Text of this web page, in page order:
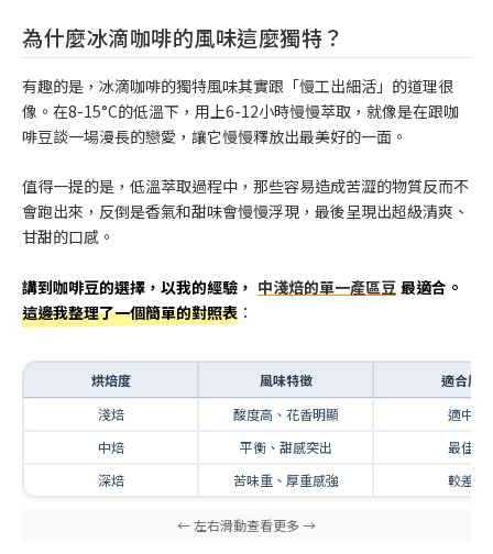
為什麼冰滴咖啡的風味這麼獨特？
有趣的是，冰滴咖啡的獨特風味其實跟「慢工出細活」的道理很
像。在8-15°C的低溫下，用上6-12小時慢慢萃取，就像是在跟咖
啡豆談一場漫長的戀愛，讓它慢慢釋放出最美好的一面。
值得一提的是，低溫萃取過程中，那些容易造成苦澀的物質反而不
會跑出來，反倒是香氣和甜味會慢慢浮現，最後呈現出超級清爽、
甘甜的口感。
講到咖啡豆的選擇，以我的經驗， 中淺焙的單一產區豆 最適合。
這邊我整理了一個簡單的對照表 ：
烘焙度 風味特徵
適合度
淺焙
酸度高、花香明顯
適中
中焙
平衡、甜感突出
最佳
深焙
苦味重、厚重感強 較差